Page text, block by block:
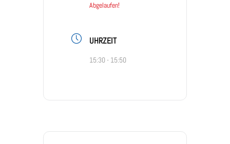
Abgelaufen!
UHRZEIT
15:30 - 15:50